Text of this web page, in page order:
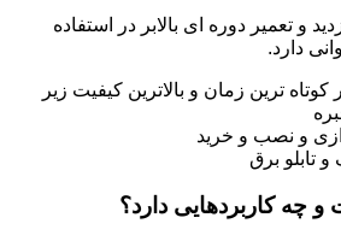
و تعمیر دوره ای بالابر در استفاده
دارد.
کوتاه ترین زمان و بالاترین کیفیت زیر
و نصب و خرید
تابلو برق
چه کاربردهایی دارد؟